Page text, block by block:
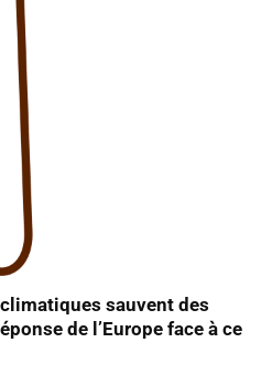
sauvent des
de l’Europe face à ce